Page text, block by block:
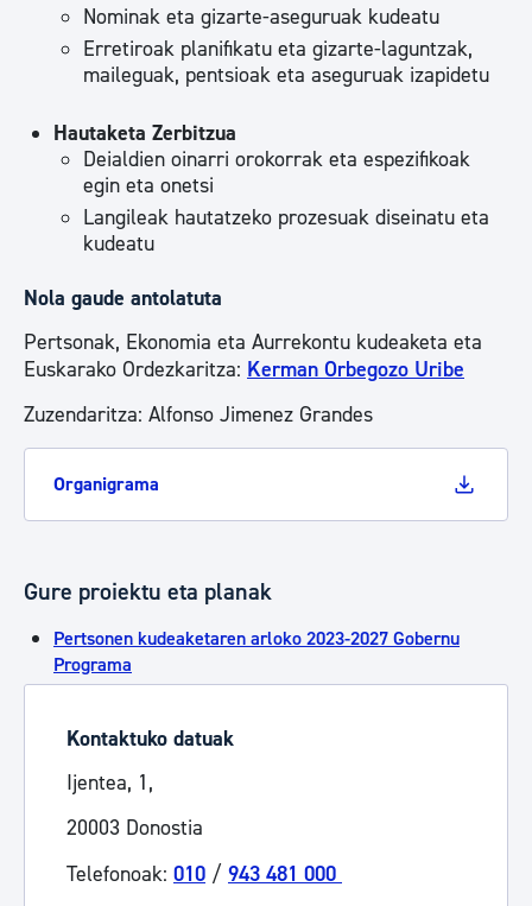
Nominak eta gizarte-aseguruak kudeatu
Erretiroak planifikatu eta gizarte-laguntzak,
maileguak, pentsioak eta aseguruak izapidetu
Hautaketa Zerbitzua
Deialdien oinarri orokorrak eta espezifikoak
egin eta onetsi
Langileak hautatzeko prozesuak diseinatu eta
kudeatu
Nola gaude antolatuta
Pertsonak, Ekonomia eta Aurrekontu kudeaketa eta
Euskarako Ordezkaritza: Kerman Orbegozo Uribe
Zuzendaritza: Alfonso Jimenez Grandes
Organigrama
Gure proiektu eta planak
Pertsonen kudeaketaren arloko 2023-2027 Gobernu
Programa
Kontaktuko datuak
Ijentea, 1,
20003 Donostia
Telefonoak: 010 / 943 481 000